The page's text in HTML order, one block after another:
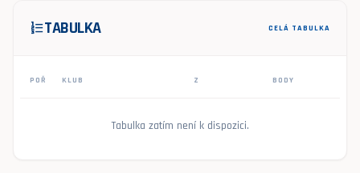
format_list_numberedTABULKA CELÁ TABULKA
POŘ KLUB Z BODY
Tabulka zatím není k dispozici.